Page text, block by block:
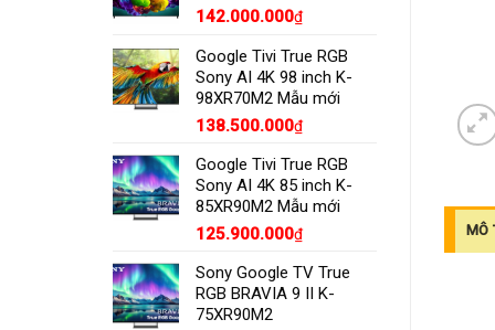
MÔ
142.000.000₫
Google Tivi True RGB
Sony AI 4K 98 inch K-
98XR70M2 Mẫu mới
138.500.000₫
Google Tivi True RGB
Sony AI 4K 85 inch K-
85XR90M2 Mẫu mới
125.900.000₫
Sony Google TV True
RGB BRAVIA 9 II K-
75XR90M2